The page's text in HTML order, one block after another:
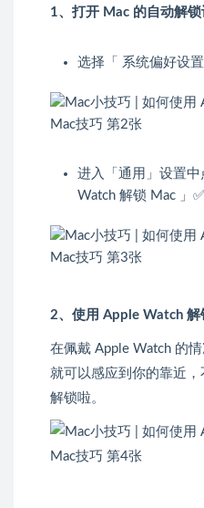
1、打开 Mac 的自动解锁
选择「 系统偏好设
进入「通用」设置
Watch 解锁 Mac 」✅
2、使用 Apple Watch 解
在佩戴 Apple Watch 的
就可以感应到你的靠近
解锁啦。